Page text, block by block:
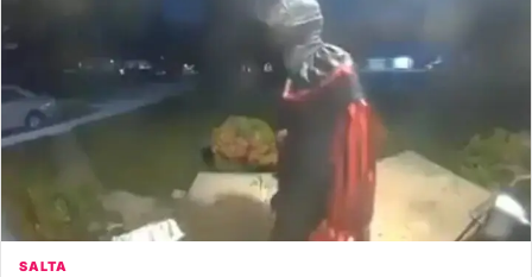
SALTA